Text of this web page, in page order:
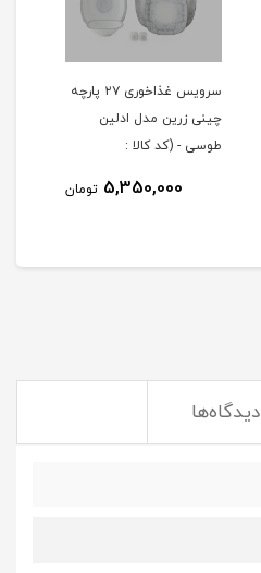
سرویس غذاخوری ۲۷ پارچه
چینی زرین مدل ادلین
طوسی - (کد کالا :
5,350,000 تومان
دیدگاه‌ها